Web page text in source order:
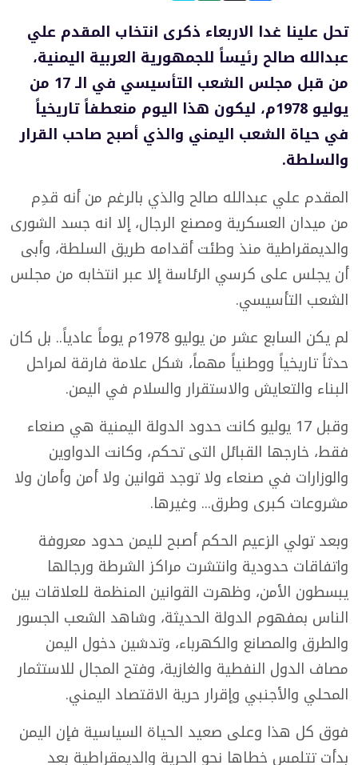
تحل علينا غدا الاربعاء ذكرى انتخاب المقدم علي
عبدالله صالح رئيساً للجمهورية العربية اليمنية،
من قبل مجلس الشعب التأسيسي في الـ 17 من
يوليو 1978م، ليكون هذا اليوم منعطفاً تاريخياً
في حياة الشعب اليمني والذي أصبح صاحب القرار
والسلطة.
المقدم علي عبدالله صالح والذي بالرغم من أنه قدِم
من ميدان العسكرية ومصنع الرجال، إلا انه جسد الشورى
والديمقراطية منذ وطئت أقدامه طريق السلطة، وأبى
أن يجلس على كرسي الرئاسة إلا عبر انتخابه من مجلس
الشعب التأسيسي.
لم يكن السابع عشر من يوليو 1978م يوماً عادياً.. بل كان
حدثاً تاريخياً ووطنياً مهماً، شكل علامة فارقة لمراحل
البناء والتعايش والاستقرار والسلام في اليمن.
وقبل 17 يوليو كانت حدود الدولة اليمنية هي صنعاء
فقط، خارجها القبائل التى تحكم، وكانت الدواوين
والوزارات في صنعاء ولا توجد قوانين ولا أمن وأمان ولا
مشروعات كبرى وطرق... وغيرها.
وبعد تولي الزعيم الحكم أصبح لليمن حدود معروفة
واتفاقات حدودية وانتشرت مراكز الشرطة ورجالها
يبسطون الأمن، وظهرت القوانين المنظمة للعلاقات بين
الناس بمفهوم الدولة الحديثة، وشاهد الشعب الجسور
والطرق والمصانع والكهرباء، وتدشين دخول اليمن
مصاف الدول النفطية والغازية، وفتح المجال للاستثمار
المحلي والأجنبي وإقرار حرية الاقتصاد اليمني.
فوق كل هذا وعلى صعيد الحياة السياسية فإن اليمن
بدأت تتلمس خطاها نحو الحرية والديمقراطية بعد